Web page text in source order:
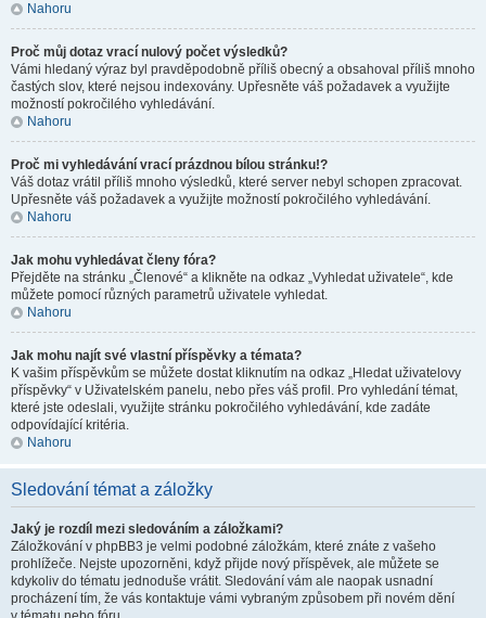
Nahoru
Proč můj dotaz vrací nulový počet výsledků?
Vámi hledaný výraz byl pravděpodobně příliš obecný a obsahoval příliš mnoho
častých slov, které nejsou indexovány. Upřesněte váš požadavek a využijte
možností pokročilého vyhledávání.
Nahoru
Proč mi vyhledávání vrací prázdnou bílou stránku!?
Váš dotaz vrátil příliš mnoho výsledků, které server nebyl schopen zpracovat.
Upřesněte váš požadavek a využijte možností pokročilého vyhledávání.
Nahoru
Jak mohu vyhledávat členy fóra?
Přejděte na stránku „Členové“ a klikněte na odkaz „Vyhledat uživatele“, kde
můžete pomocí různých parametrů uživatele vyhledat.
Nahoru
Jak mohu najít své vlastní příspěvky a témata?
K vašim příspěvkům se můžete dostat kliknutím na odkaz „Hledat uživatelovy
příspěvky“ v Uživatelském panelu, nebo přes váš profil. Pro vyhledání témat,
které jste odeslali, využijte stránku pokročilého vyhledávání, kde zadáte
odpovídající kritéria.
Nahoru
Sledování témat a záložky
Jaký je rozdíl mezi sledováním a záložkami?
Záložkování v phpBB3 je velmi podobné záložkám, které znáte z vašeho
prohlížeče. Nejste upozorněni, když přijde nový příspěvek, ale můžete se
kdykoliv do tématu jednoduše vrátit. Sledování vám ale naopak usnadní
procházení tím, že vás kontaktuje vámi vybraným způsobem při novém dění